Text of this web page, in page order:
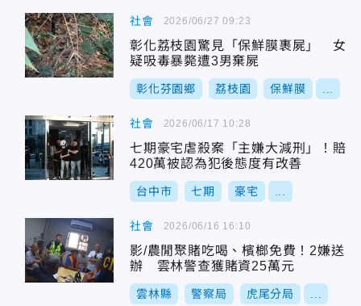
社會
彰化荔枝園驚見「保鮮膜裹屍」 女
疑吸毒暴斃遭3男棄屍
彰化芬園鄉 荔枝園 保鮮膜
2026/06/27 09:23
社會
七期豪宅虐殺案「主嫌大減刑」！賠
420萬被認為犯後態度有改善
台中市 七期 豪宅
2026/06/17 10:28
社會
影/農閒聚賭吃喝、檳榔免費！2嫌送
辦 雲林警查獲賭資25萬元
雲林縣 警察局 虎尾分局
2026/06/16 16:10